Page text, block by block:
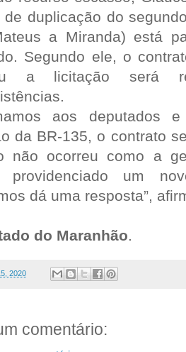
de duplicação do
a Miranda) está
Segundo ele, o
a licitação será
aos deputados
da BR-135, o contrato
não ocorreu como a
providenciado um
dá uma resposta”,
do Maranhão.
2020
comentário: